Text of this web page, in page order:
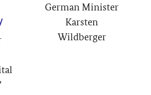
German Minister
Karsten
Wildberger